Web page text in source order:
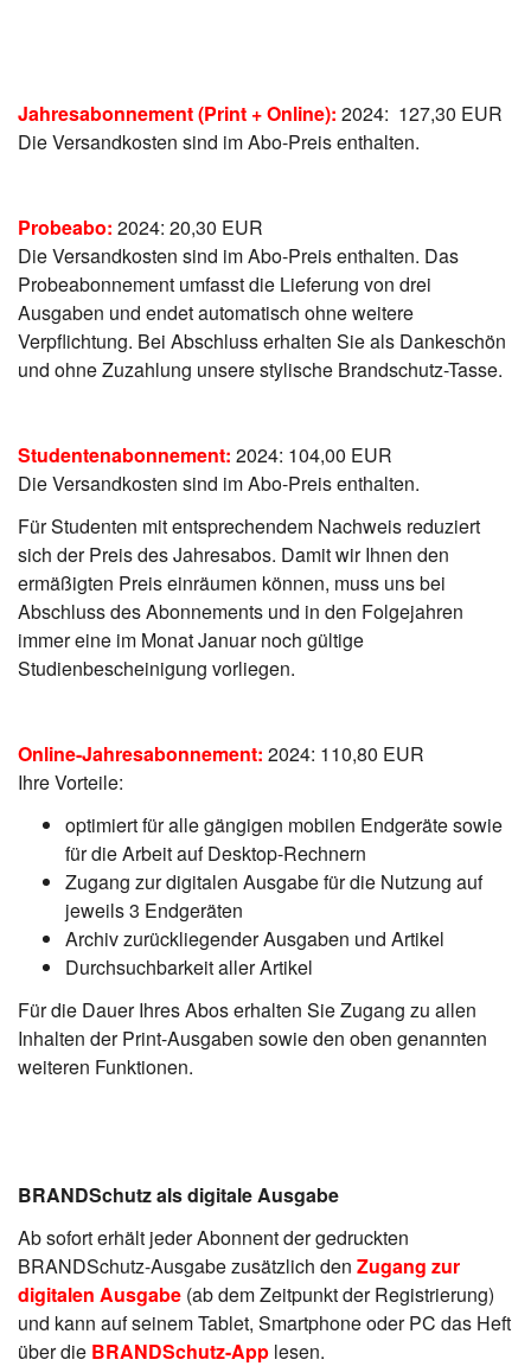
Jahresabonnement (Print + Online): 2024: 127,30 EUR
Die Versandkosten sind im Abo-Preis enthalten.
Probeabo: 2024: 20,30 EUR
Die Versandkosten sind im Abo-Preis enthalten. Das
Probeabonnement umfasst die Lieferung von drei
Ausgaben und endet automatisch ohne weitere
Verpflichtung. Bei Abschluss erhalten Sie als Dankeschön
und ohne Zuzahlung unsere stylische Brandschutz-Tasse.
Studentenabonnement: 2024: 104,00 EUR
Die Versandkosten sind im Abo-Preis enthalten.
Für Studenten mit entsprechendem Nachweis reduziert
sich der Preis des Jahresabos. Damit wir Ihnen den
ermäßigten Preis einräumen können, muss uns bei
Abschluss des Abonnements und in den Folgejahren
immer eine im Monat Januar noch gültige
Studienbescheinigung vorliegen.
Online-Jahresabonnement: 2024: 110,80 EUR
Ihre Vorteile:
optimiert für alle gängigen mobilen Endgeräte sowie
für die Arbeit auf Desktop-Rechnern
Zugang zur digitalen Ausgabe für die Nutzung auf
jeweils 3 Endgeräten
Archiv zurückliegender Ausgaben und Artikel
Durchsuchbarkeit aller Artikel
Für die Dauer Ihres Abos erhalten Sie Zugang zu allen
Inhalten der Print-Ausgaben sowie den oben genannten
weiteren Funktionen.
BRANDSchutz als digitale Ausgabe
Ab sofort erhält jeder Abonnent der gedruckten
BRANDSchutz-Ausgabe zusätzlich den Zugang zur
digitalen Ausgabe (ab dem Zeitpunkt der Registrierung)
und kann auf seinem Tablet, Smartphone oder PC das Heft
über die BRANDSchutz-App lesen.